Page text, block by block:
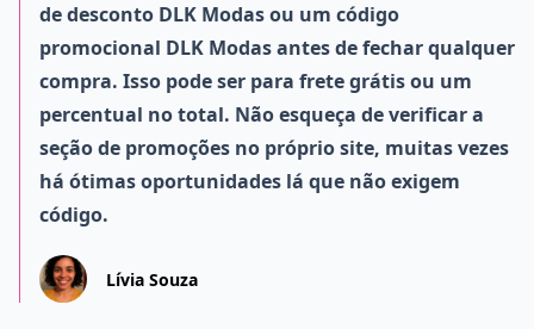
de desconto DLK Modas ou um código
promocional DLK Modas antes de fechar qualquer
compra. Isso pode ser para frete grátis ou um
percentual no total. Não esqueça de verificar a
seção de promoções no próprio site, muitas vezes
há ótimas oportunidades lá que não exigem
código.
Lívia Souza